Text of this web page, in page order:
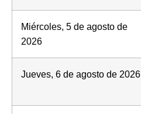
Miércoles, 5 de agosto de
2026
Jueves, 6 de agosto de 2026